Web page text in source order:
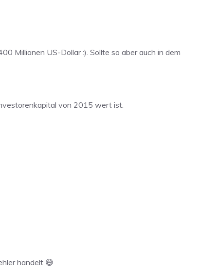
Millionen US-Dollar :). Sollte so aber auch in dem
von 2015 wert ist.
handelt 😅